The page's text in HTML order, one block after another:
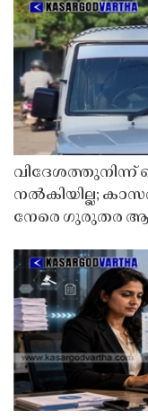
വിദേശത്തുനിന്ന്
നൽകിയില്ല;
നേരെ ഗുരുതര